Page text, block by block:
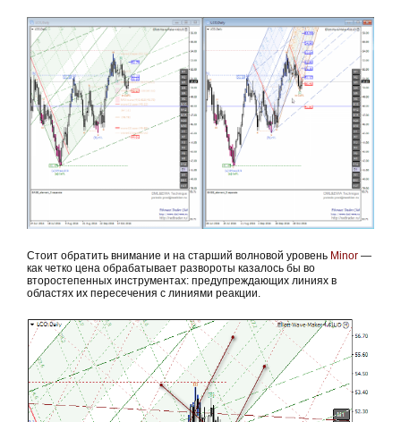
Стоит обратить внимание и на старший волновой уровень Minor —
как четко цена обрабатывает развороты казалось бы во
второстепенных инструментах: предупреждающих линиях в
областях их пересечения с линиями реакции.